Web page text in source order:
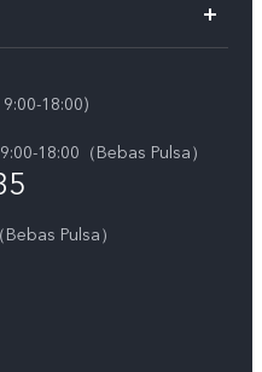
18:00)
18:00（Bebas Pulsa）
Pulsa）